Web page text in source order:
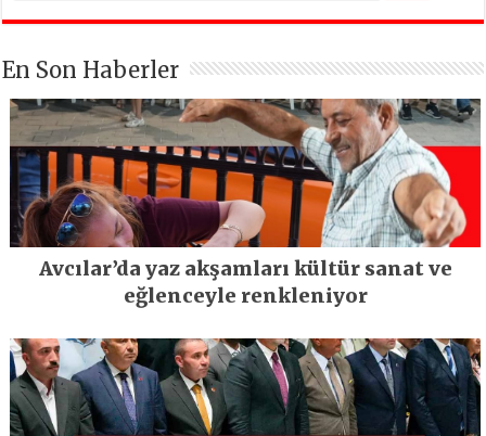
En Son Haberler
Avcılar’da yaz akşamları kültür sanat ve
eğlenceyle renkleniyor